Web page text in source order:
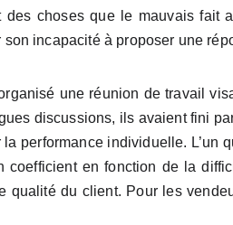
des choses que le mauvais
incapacité à proposer une
une réunion de travail
discussions, ils avaient fini
performance individuelle. L’un
en fonction de la
qualité du client. Pour les